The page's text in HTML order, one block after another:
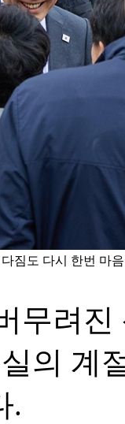
짐도 다시 한번 마
무려
의 계
.